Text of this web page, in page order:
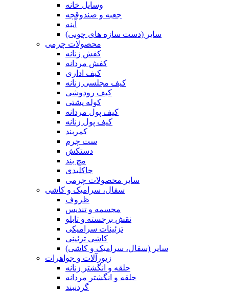
وسایل خانه
جعبه و صندوقچه
آینه
سایر (دست سازه های چوبی)
محصولات چرمی
کفش زنانه
کفش مردانه
کیف اداری
کیف مجلسی زنانه
کیف رودوشی
کوله پشتی
کیف پول مردانه
کیف پول زنانه
کمربند
ست چرم
دستکش
مچ بند
جاکلیدی
سایر محصولات چرمی
سفال، سرامیک و کاشی
ظروف
مجسمه و تندیس
نقش برجسته و تابلو
تزئینات سرامیکی
کاشی تزئینی
سایر (سفال، سرامیک و کاشی)
زیورآلات و جواهرات
حلقه و انگشتر زنانه
حلقه و انگشتر مردانه
گردنبند